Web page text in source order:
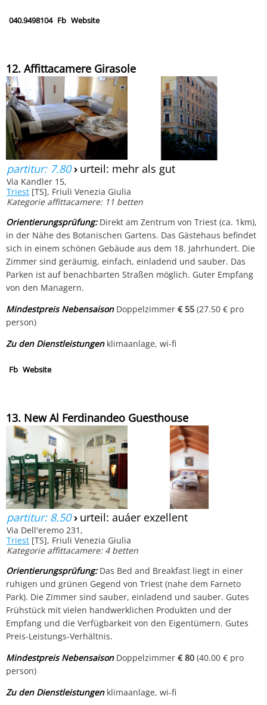
040.9498104 Fb Website
12. Affittacamere Girasole
partitur: 7.80› urteil: mehr als gut
Via Kandler 15,
Triest [TS], Friuli Venezia Giulia
Kategorie affittacamere: 11 betten
Orientierungsprüfung:Direkt am Zentrum von Triest (ca. 1km),
in der Nähe des Botanischen Gartens. Das Gästehaus befindet
sich in einem schönen Gebäude aus dem 18. Jahrhundert. Die
Zimmer sind geräumig, einfach, einladend und sauber. Das
Parken ist auf benachbarten Straßen möglich. Guter Empfang
von den Managern.
Mindestpreis NebensaisonDoppelzimmer€ 55 (27.50 € pro
person)
Zu den Dienstleistungenklimaanlage, wi-fi
Fb Website
13. New Al Ferdinandeo Guesthouse
partitur: 8.50› urteil: auáer exzellent
Via Dell'eremo 231,
Triest [TS], Friuli Venezia Giulia
Kategorie affittacamere: 4 betten
Orientierungsprüfung:Das Bed and Breakfast liegt in einer
ruhigen und grünen Gegend von Triest (nahe dem Farneto
Park). Die Zimmer sind sauber, einladend und sauber. Gutes
Frühstück mit vielen handwerklichen Produkten und der
Empfang und die Verfügbarkeit von den Eigentümern. Gutes
Preis-Leistungs-Verhältnis.
Mindestpreis NebensaisonDoppelzimmer€ 80 (40.00 € pro
person)
Zu den Dienstleistungenklimaanlage, wi-fi